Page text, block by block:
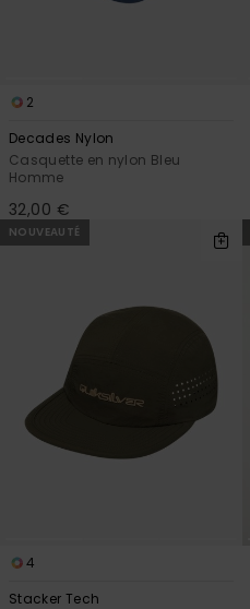
2
Decades Nylon
Casquette en nylon Bleu
Homme
32,00 €
NOUVEAUTÉ
4
Stacker Tech